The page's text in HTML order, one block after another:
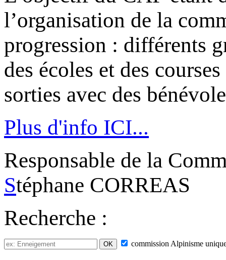
l’organisation de la
progression : différents
des écoles et des
sorties avec des
Plus d'info ICI...
Responsable de la
Stéphane CORREAS
Recherche :
commission Alpinisme